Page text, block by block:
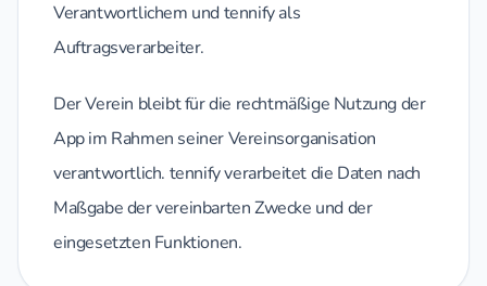
Verantwortlichem und tennify als
Auftragsverarbeiter.
Der Verein bleibt für die rechtmäßige Nutzung der
App im Rahmen seiner Vereinsorganisation
verantwortlich. tennify verarbeitet die Daten nach
Maßgabe der vereinbarten Zwecke und der
eingesetzten Funktionen.